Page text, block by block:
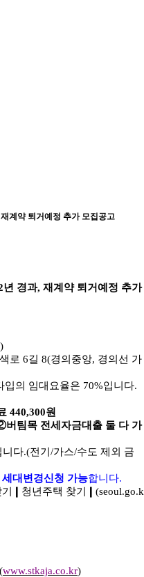
계약 퇴거예정 추가 모집공고
년 경과, 재계약 퇴거예정 추가
)
로 6길 8(경의중앙, 경의선 가
입의 임대요율은 70%입니다.
440,300원
버팀목 전세자금대출 둘 다 가
니다.(전기 /가스/수도 제외 금
세대변경신청 가능합니다.
청년주택 찾기
(seoul.go.k
(www.stkaja.co.kr)